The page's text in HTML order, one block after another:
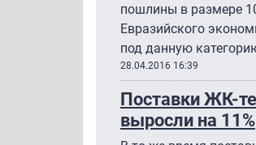
пошлины в размере
Евразийского
под данную
28.04.2016 16:39
Поставки ЖК-
выросли на 11%